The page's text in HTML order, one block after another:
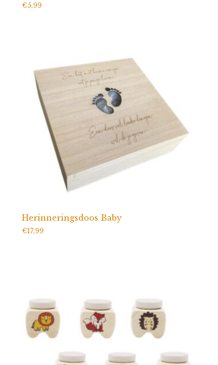
€5,99
Herinneringsdoos Baby
€17,99